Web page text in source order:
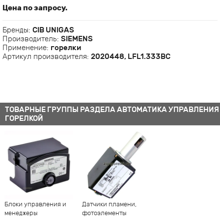
Цена по запросу.
Бренды: CIB UNIGAS
Производитель: SIEMENS
Применение: горелки
Артикул производителя: 2020448, LFL1.333BC
ТОВАРНЫЕ ГРУППЫ РАЗДЕЛА АВТОМАТИКА УПРАВЛЕНИЯ
ГОРЕЛКОЙ
Блоки управления и
менеджеры
Датчики пламени,
фотоэлементы